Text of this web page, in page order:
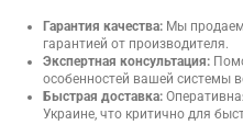
Гарантия качества: Мы
гарантией от производителя.
Экспертная консультация:
особенностей вашей системы
Быстрая доставка:
Украине, что критично для